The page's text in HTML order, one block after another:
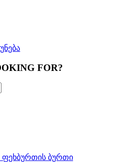
FOR?
ფეხბურთის ბურთი